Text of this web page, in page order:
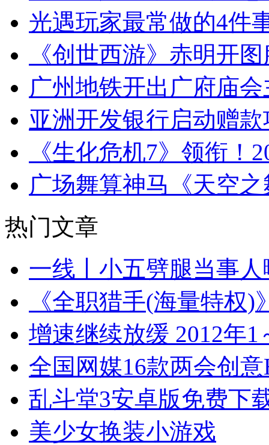
光遇玩家最常做的4件
《创世西游》赤明开
广州地铁开出广府庙
亚洲开发银行启动赠
《生化危机7》领衔！
广场舞算神马《天空
热门文章
一线丨小五劈腿当事
《全职猎手(海量特权)
增速继续放缓 2012年1
全国网媒16款两会创
乱斗堂3安卓版免费下
美少女换装小游戏